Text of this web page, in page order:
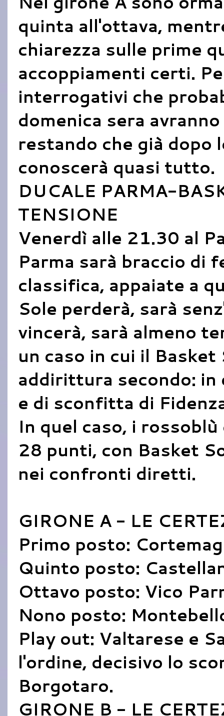
quinta all'ottava,
chiarezza sulle prime
accoppiamenti certi.
interrogativi che
domenica sera
restando che già dopo
conoscerà quasi tutto.
DUCALE PARMA-
TENSIONE
Venerdì alle 21.30 al
Parma sarà braccio di
classifica, appaiate a
Sole perderà, sarà
vincerà, sarà almeno
un caso in cui il
addirittura secondo:
e di sconfitta di
In quel caso, i
28 punti, con Basket
nei confronti diretti.
GIRONE A - LE
Primo posto:
Quinto posto:
Ottavo posto: Vico
Nono posto:
Play out: Valtarese e
l'ordine, decisivo lo
Borgotaro.
GIRONE B - LE